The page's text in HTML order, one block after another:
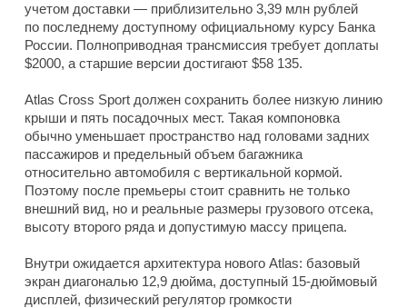
учетом доставки — приблизительно 3,39 млн рублей
по последнему доступному официальному курсу Банка
России. Полноприводная трансмиссия требует доплаты
$2000, а старшие версии достигают $58 135.
Atlas Cross Sport должен сохранить более низкую линию
крыши и пять посадочных мест. Такая компоновка
обычно уменьшает пространство над головами задних
пассажиров и предельный объем багажника
относительно автомобиля с вертикальной кормой.
Поэтому после премьеры стоит сравнить не только
внешний вид, но и реальные размеры грузового отсека,
высоту второго ряда и допустимую массу прицепа.
Внутри ожидается архитектура нового Atlas: базовый
экран диагональю 12,9 дюйма, доступный 15-дюймовый
дисплей, физический регулятор громкости